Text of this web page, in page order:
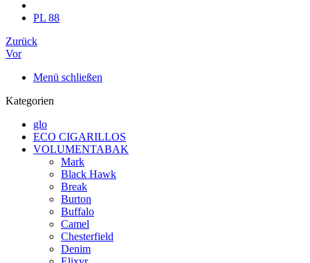
PL 88
Zurück
Vor
Menü schließen
Kategorien
glo
ECO CIGARILLOS
VOLUMENTABAK
Mark
Black Hawk
Break
Burton
Buffalo
Camel
Chesterfield
Denim